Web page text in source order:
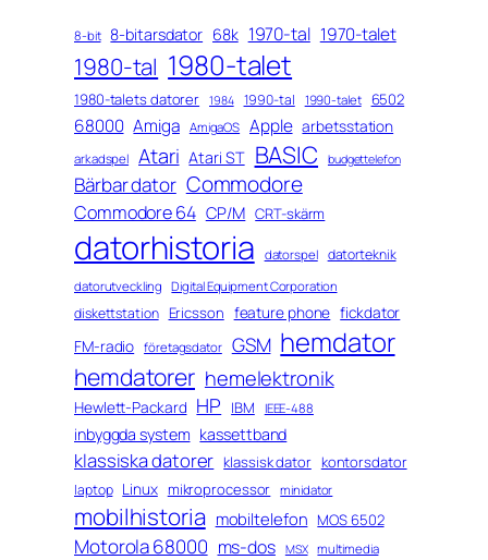
8-bit 8-bitarsdator 68k 1970-tal 1970-talet
1980-tal 1980-talet
1980-talets datorer 1984 1990-tal 1990-talet 6502
68000 Amiga AmigaOS Apple arbetsstation
arkadspel Atari Atari ST BASIC budgettelefon
Bärbar dator Commodore
Commodore 64 CP/M CRT-skärm
datorhistoria datorspel datorteknik
datorutveckling Digital Equipment Corporation
diskettstation Ericsson feature phone fickdator
FM-radio
företagsdator GSM hemdator
hemdatorer hemelektronik
Hewlett-Packard HP IBM IEEE-488
inbyggda system kassettband
klassiska datorer klassisk dator kontorsdator
laptop Linux mikroprocessor minidator
mobilhistoria mobiltelefon MOS 6502
Motorola 68000 ms-dos MSX multimedia